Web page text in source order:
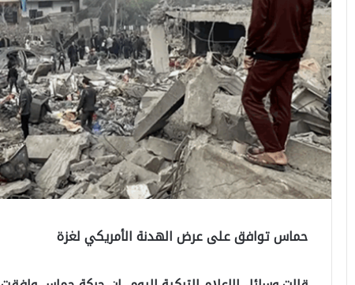
حماس توافق على عرض الهدنة الأمريكي لغزة